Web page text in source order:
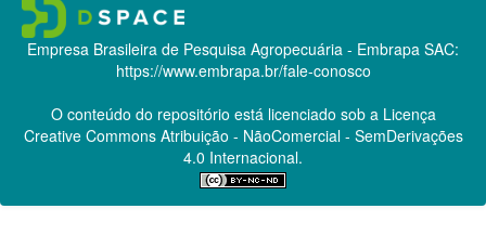
Empresa Brasileira de Pesquisa Agropecuária - Embrapa SAC:
https://www.embrapa.br/fale-conosco
O conteúdo do repositório está licenciado sob a Licença
Creative CommonsAtribuição - NãoComercial - SemDerivações
4.0 Internacional.